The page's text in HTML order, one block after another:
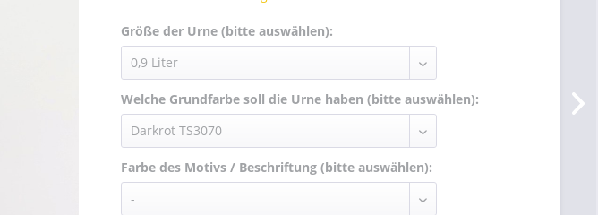
Größe der Urne (bitte auswählen):
Welche Grundfarbe soll die Urne haben (bitte auswählen):
Farbe des Motivs / Beschriftung (bitte auswählen):